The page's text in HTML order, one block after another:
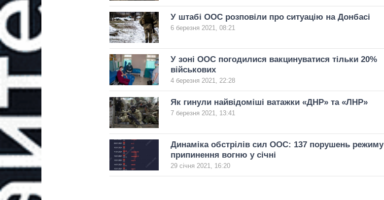
У штабі ООС розповіли про ситуацію на Донбасі
6 березня 2021, 08:21
У зоні ООС погодилися вакцинуватися тільки 20%
військових
4 березня 2021, 22:28
Як гинули найвідоміші ватажки «ДНР» та «ЛНР»
7 березня 2021, 13:41
Динаміка обстрілів сил ООС: 137 порушень режиму
припинення вогню у січні
29 січня 2021, 16:20